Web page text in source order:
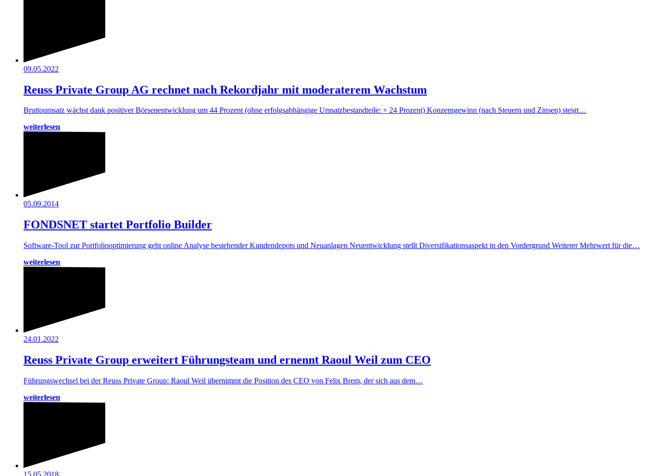
09.05.2022
Reuss Private Group AG rechnet nach Rekordjahr mit moderaterem Wachstum
Bruttoumsatz wächst dank positiver Börsenentwicklung um 44 Prozent (ohne erfolgsabhängige Umsatzbestandteile: + 24 Prozent) Konzerngewinn (nach Steuern und Zinsen) steigt…
weiterlesen
05.09.2014
FONDSNET startet Portfolio Builder
Software-Tool zur Portfoliooptimierung geht online Analyse bestehender Kundendepots und Neuanlagen Neuentwicklung stellt Diversifikationsaspekt in den Vordergrund Weiterer Mehrwert für die…
weiterlesen
24.01.2022
Reuss Private Group erweitert Führungsteam und ernennt Raoul Weil zum CEO
Führungswechsel bei der Reuss Private Group: Raoul Weil übernimmt die Position des CEO von Felix Brem, der sich aus dem…
weiterlesen
15.05.2018